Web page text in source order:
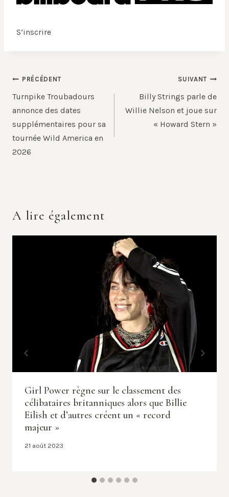
S’inscrire
Navigation
de
l’article
PRÉCÉDENT
Turnpike Troubadours
annonce des dates
supplémentaires pour sa
tournée Wild America en
2026
SUIVANT
Billy Strings parle de
Willie Nelson et joue sur
« Howard Stern »
A lire également
Girl Power règne sur le classement des
célibataires britanniques alors que Billie
Eilish et d’autres créent un « record
majeur »
21 août 2023